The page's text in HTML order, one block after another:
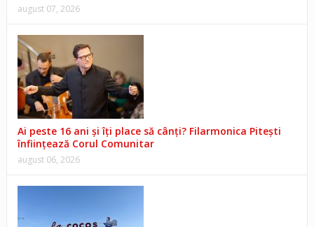
august 07, 2026
Ai peste 16 ani și îți place să cânți? Filarmonica Pitești
înființează Corul Comunitar
august 06, 2026